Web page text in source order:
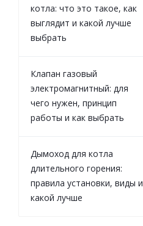
котла: что это такое, как
выглядит и какой лучше
выбрать
Клапан газовый
электромагнитный: для
чего нужен, принцип
работы и как выбрать
Дымоход для котла
длительного горения:
правила установки, виды и
какой лучше